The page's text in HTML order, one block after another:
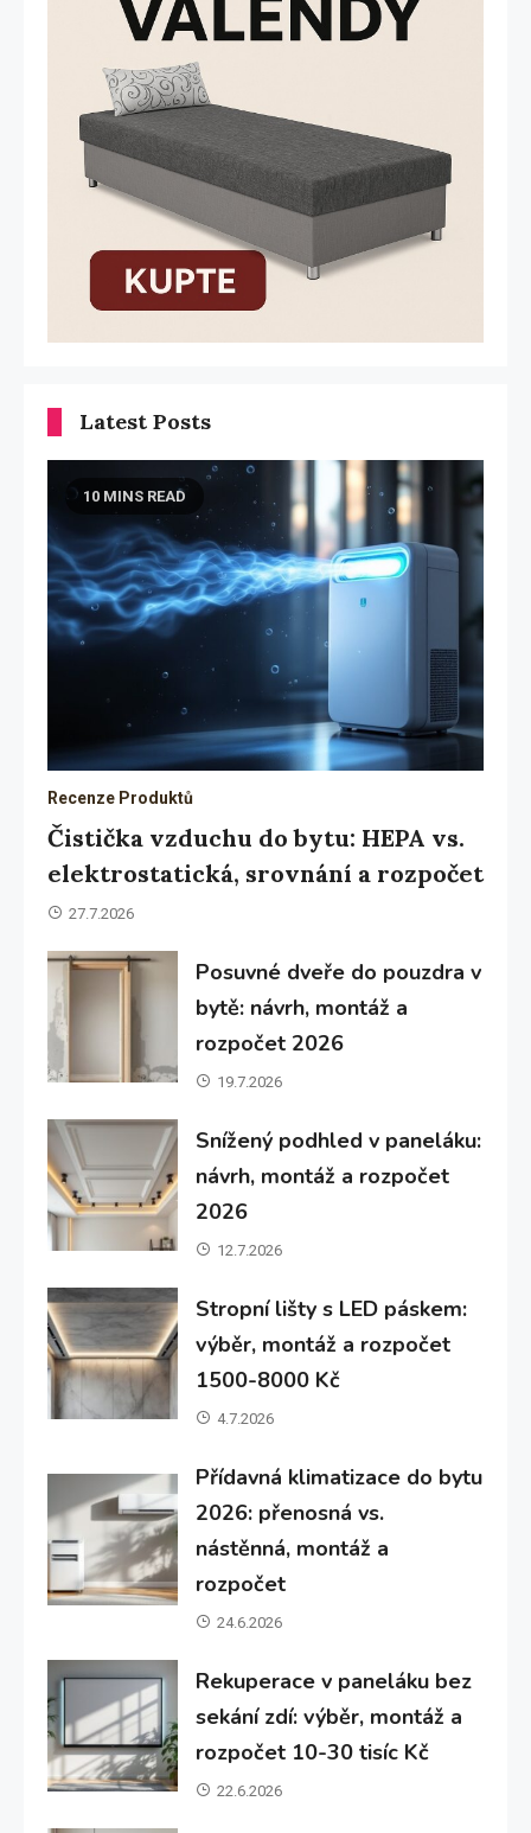
Latest Posts
10 MINS READ
Recenze Produktů
Čistička vzduchu do bytu: HEPA vs.
elektrostatická, srovnání a rozpočet
27.7.2026
Posuvné dveře do pouzdra v
bytě: návrh, montáž a
rozpočet 2026
19.7.2026
Snížený podhled v paneláku:
návrh, montáž a rozpočet
2026
12.7.2026
Stropní lišty s LED páskem:
výběr, montáž a rozpočet
1500-8000 Kč
4.7.2026
Přídavná klimatizace do bytu
2026: přenosná vs.
nástěnná, montáž a
rozpočet
24.6.2026
Rekuperace v paneláku bez
sekání zdí: výběr, montáž a
rozpočet 10-30 tisíc Kč
22.6.2026